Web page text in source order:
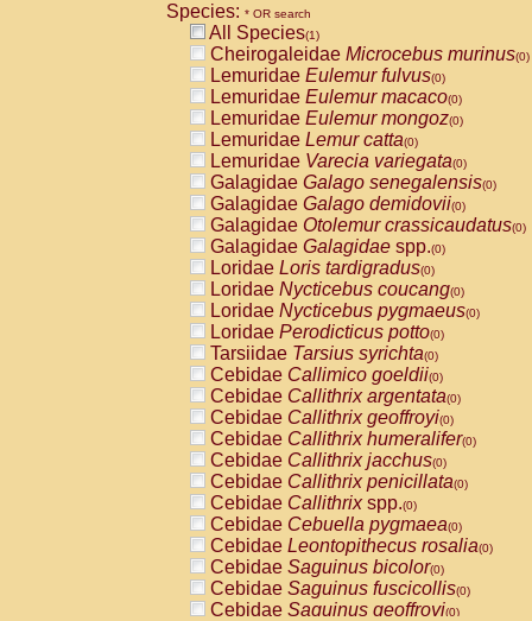
Species: * OR search
All Species(1)
Cheirogaleidae Microcebus murinus(0)
Lemuridae Eulemur fulvus(0)
Lemuridae Eulemur macaco(0)
Lemuridae Eulemur mongoz(0)
Lemuridae Lemur catta(0)
Lemuridae Varecia variegata(0)
Galagidae Galago senegalensis(0)
Galagidae Galago demidovii(0)
Galagidae Otolemur crassicaudatus(0)
Galagidae Galagidae spp.(0)
Loridae Loris tardigradus(0)
Loridae Nycticebus coucang(0)
Loridae Nycticebus pygmaeus(0)
Loridae Perodicticus potto(0)
Tarsiidae Tarsius syrichta(0)
Cebidae Callimico goeldii(0)
Cebidae Callithrix argentata(0)
Cebidae Callithrix geoffroyi(0)
Cebidae Callithrix humeralifer(0)
Cebidae Callithrix jacchus(0)
Cebidae Callithrix penicillata(0)
Cebidae Callithrixspp.(0)
Cebidae Cebuella pygmaea(0)
Cebidae Leontopithecus rosalia(0)
Cebidae Saguinus bicolor(0)
Cebidae Saguinus fuscicollis(0)
Cebidae Saguinus geoffroyi(0)